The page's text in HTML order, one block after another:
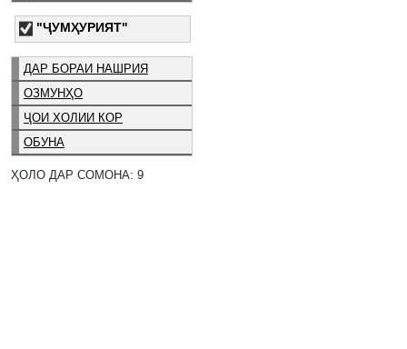
"ҶУМҲУРИЯТ"
ДАР БОРАИ НАШРИЯ
ОЗМУНҲО
ҶОИ ХОЛИИ КОР
ОБУНА
ҲОЛО ДАР СОМОНА: 9